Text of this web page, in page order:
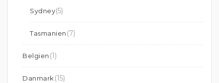
Sydney(5)
Tasmanien (7)
Belgien (1)
Danmark (15)